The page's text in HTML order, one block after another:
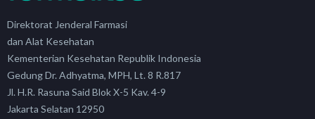
Direktorat Jenderal Farmasi
dan Alat Kesehatan
Kementerian Kesehatan Republik Indonesia
Gedung Dr. Adhyatma, MPH, Lt. 8 R.817
Jl. H.R. Rasuna Said Blok X-5 Kav. 4-9
Jakarta Selatan 12950